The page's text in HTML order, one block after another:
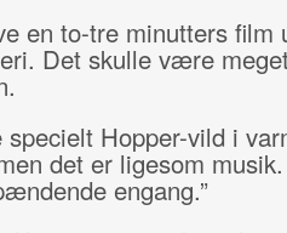
en to-tre minutters film
Det skulle være
specielt Hopper-vild i
det er ligesom
engang.”